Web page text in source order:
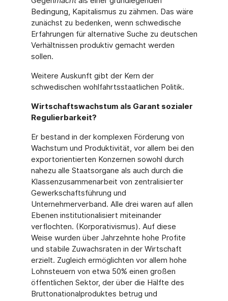
Bedingung, Kapitalismus zu zähmen. Das wäre
zunächst zu bedenken, wenn schwedische
Erfahrungen für alternative Suche zu deutschen
Verhältnissen produktiv gemacht werden
sollen.
Weitere Auskunft gibt der Kern der
schwedischen wohlfahrtsstaatlichen Politik.
Wirtschaftswachstum als Garant sozialer
Regulierbarkeit?
Er bestand in der komplexen Förderung von
Wachstum und Produktivität, vor allem bei den
exportorientierten Konzernen sowohl durch
nahezu alle Staatsorgane als auch durch die
Klassenzusammenarbeit von zentralisierter
Gewerkschaftsführung und
Unternehmerverband. Alle drei waren auf allen
Ebenen institutionalisiert miteinander
verflochten. (Korporativismus). Auf diese
Weise wurden über Jahrzehnte hohe Profite
und stabile Zuwachsraten in der Wirtschaft
erzielt. Zugleich ermöglichten vor allem hohe
Lohnsteuern von etwa 50% einen großen
öffentlichen Sektor, der über die Hälfte des
Bruttonationalproduktes betrug und